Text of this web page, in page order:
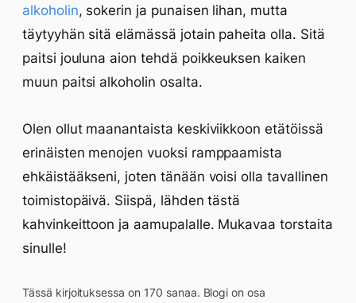
alkoholin, sokerin ja punaisen lihan, mutta
täytyyhän sitä elämässä jotain paheita olla. Sitä
paitsi jouluna aion tehdä poikkeuksen kaiken
muun paitsi alkoholin osalta.
Olen ollut maanantaista keskiviikkoon etätöissä
erinäisten menojen vuoksi ramppaamista
ehkäistääkseni, joten tänään voisi olla tavallinen
toimistopäivä. Siispä, lähden tästä
kahvinkeittoon ja aamupalalle. Mukavaa torstaita
sinulle!
Tässä kirjoituksessa on 170 sanaa. Blogi on osa